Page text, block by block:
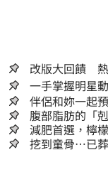
改版大回饋
伴侶和妳一起
腹部脂肪的「
囊，瘦出小蠻腰
減肥首選，檸
人生
挖到童骨…已